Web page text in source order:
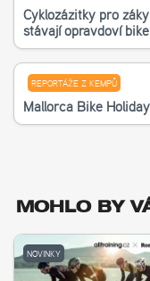
Cyklozážitky pro
stávají opravdoví
REPORTÁŽE Z KEMPŮ
Mallorca Bike
MOHLO BY
NOVINKY